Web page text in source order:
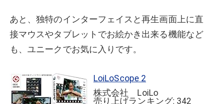
あと、独特のインターフェイスと再生画面上に直
接マウスやタブレットでお絵かき出来る機能など
も、ユニークでお気に入りです。
LoiLoScope 2
株式会社 LoiLo
売り上げランキング: 342